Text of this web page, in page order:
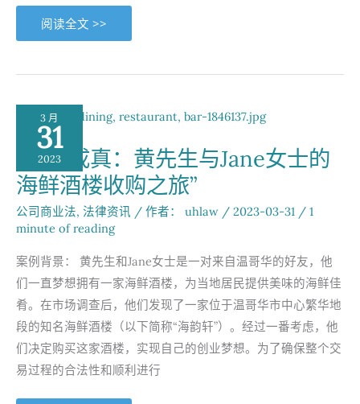
好
友
律
务
助
力
金
石
企
业
成
功
收
购
温
哥
华
味
盛
宴：
一
段
跨
越
千
里
的
商
传
阅读全文 >>
3 月
31
2023
“梦想成真：黄先生与Jane女士的
海鲜酒楼收购之旅”
公司商业法, 法律资讯 / 作者： uhlaw / 2023-03-31 / 1
minute of reading
案例背景： 黄先生和Jane女士是一对来自温哥华的好友，他
们一直梦想拥有一家海鲜酒楼，为当地居民提供美味的海鲜佳
肴。在市场调查后，他们发现了一家位于温哥华市中心繁华地
段的知名海鲜酒楼（以下简称“海韵轩”）。经过一番考虑，他
们决定购买这家酒楼，实现自己的创业梦想。为了确保整个交
易过程的合法性和顺利进行